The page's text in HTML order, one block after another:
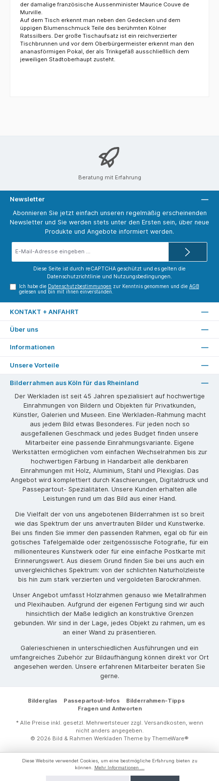
der damalige französische Aussenminister Maurice Couve de
Murville.
Auf dem Tisch erkennt man neben den Gedecken und dem
üppigen Blumenschmuck Teile des berühmten Kölner
Ratssilbers. Der große Tischaufsatz ist ein reichverzierter
Tischbrunnen und vor dem Oberbürgermeister erkennt man den
ananasförmigen Pokal, der als Trinkgefäß ausschließlich dem
jeweiligen Stadtoberhaupt zusteht.
Beratung mit Erfahrung
Newsletter
Abonnieren Sie jetzt einfach unseren regelmäßig erscheinenden
Newsletter und Sie werden stets unter den Ersten sein, über neue
Produkte und Angebote informiert werden.
Diese Seite ist durch reCAPTCHA geschützt und es gelten die
Datenschutzrichtlinie und Nutzungsbedingungen.
Ich habe die Datenschutzbestimmungen zur Kenntnis genommen und dieAGB
gelesen und bin mit ihnen einverstanden.
KONTAKT + ANFAHRT
Über uns
Informationen
Unsere Vorteile
Bilderrahmen aus Köln für das Rheinland
Der Werkladen ist seit 45 Jahren spezialisiert auf hochwertige
Einrahmungen von Bildern und Objekten für Privatkunden,
Künstler, Galerien und Museen. Eine Werkladen-Rahmung macht
aus jedem Bild etwas Besonderes. Für jeden noch so
ausgefallenen Geschmack und jedes Budget finden unsere
Mitarbeiter eine passende Einrahmungsvariante. Eigene
Werkstätten ermöglichen vom einfachen Wechselrahmen bis zur
hochwertigen Färbung in Handarbeit alle denkbaren
Einrahmungen mit Holz, Aluminium, Stahl und Plexiglas. Das
Angebot wird komplettiert durch Kaschierungen, Digitaldruck und
Passepartout- Spezialitäten. Unsere Kunden erhalten alle
Leistungen rund um das Bild aus einer Hand.
Die Vielfalt der von uns angebotenen Bilderrahmen ist so breit
wie das Spektrum der uns anvertrauten Bilder und Kunstwerke.
Bei uns finden Sie immer den passenden Rahmen, egal ob für ein
gotisches Tafelgemälde oder zeitgenössische Fotografie, für ein
millionenteures Kunstwerk oder für eine einfache Postkarte mit
Erinnerungswert. Aus diesem Grund finden Sie bei uns auch ein
unvergleichliches Spektrum: von der schlichten Naturholzleiste
bis hin zum stark verzierten und vergoldeten Barockrahmen.
Unser Angebot umfasst Holzrahmen genauso wie Metallrahmen
und Plexihauben. Aufgrund der eigenen Fertigung sind wir auch
hinsichtlich der Maße lediglich an konstruktive Grenzen
gebunden. Wir sind in der Lage, jedes Objekt zu rahmen, um es
an einer Wand zu präsentieren.
Galerieschienen in unterschiedlichen Ausführungen und ein
umfangreiches Zubehör zur Bildaufhängung können direkt vor Ort
angesehen werden. Unsere erfahrenen Mitarbeiter beraten Sie
gerne.
Bilderglas Passepartout-Infos
Bilderrahmen-Tipps
Fragen und Antworten
* Alle Preise inkl. gesetzl. Mehrwertsteuer zzgl. Versandkosten, wenn
nicht anders angegeben.
© 2026 Bild & Rahmen Werkladen Theme by ThemeWare®
Diese Website verwendet Cookies, um eine bestmögliche Erfahrung bieten zu
können.
Mehr Informationen ...